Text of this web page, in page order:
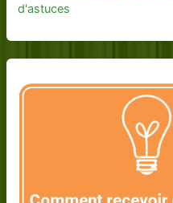
d'astuces